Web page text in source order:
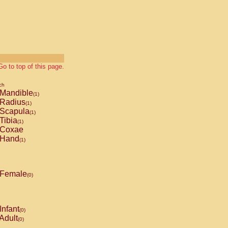
to top of this page.
Mandible(1)
Radius(1)
Scapula(1)
Tibia(1)
Coxae
Hand(1)
Female(0)
Infant(0)
(0)